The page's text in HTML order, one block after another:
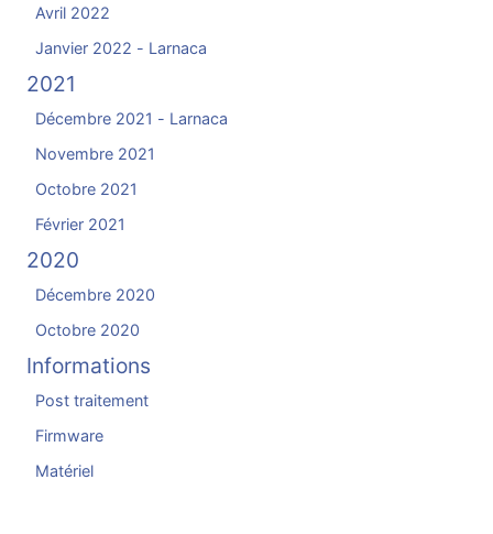
Avril 2022
Janvier 2022 - Larnaca
2021
Décembre 2021 - Larnaca
Novembre 2021
Octobre 2021
Février 2021
2020
Décembre 2020
Octobre 2020
Informations
Post traitement
Firmware
Matériel